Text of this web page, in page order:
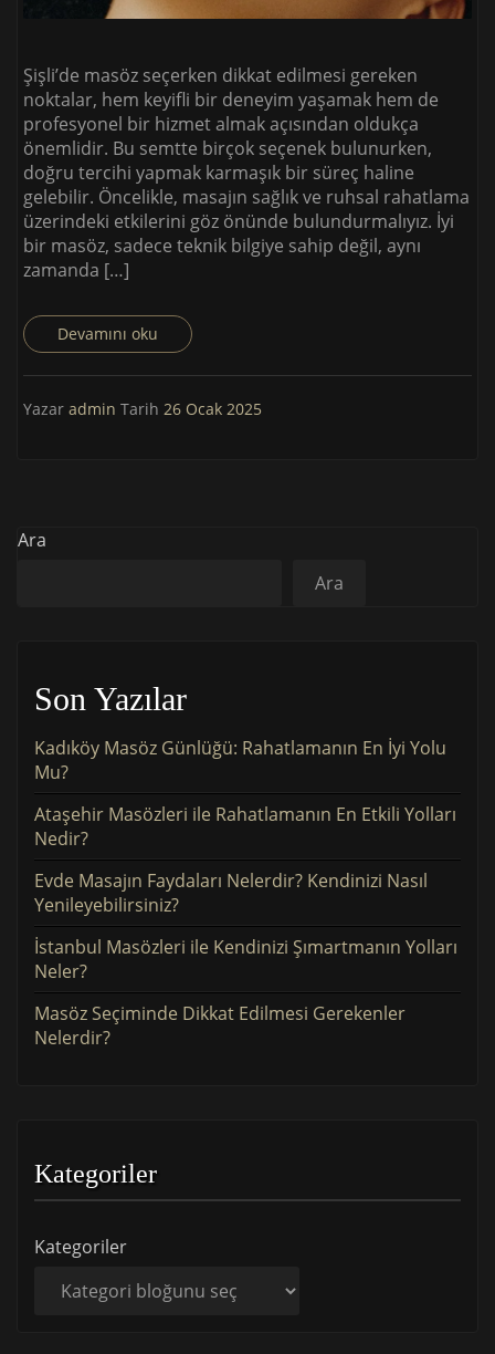
Şişli’de masöz seçerken dikkat edilmesi gereken
noktalar, hem keyifli bir deneyim yaşamak hem de
profesyonel bir hizmet almak açısından oldukça
önemlidir. Bu semtte birçok seçenek bulunurken,
doğru tercihi yapmak karmaşık bir süreç haline
gelebilir. Öncelikle, masajın sağlık ve ruhsal rahatlama
üzerindeki etkilerini göz önünde bulundurmalıyız. İyi
bir masöz, sadece teknik bilgiye sahip değil, aynı
zamanda […]
Devamını oku
Yazar admin Tarih 26 Ocak 2025
Ara
Ara
Son Yazılar
Kadıköy Masöz Günlüğü: Rahatlamanın En İyi Yolu
Mu?
Ataşehir Masözleri ile Rahatlamanın En Etkili Yolları
Nedir?
Evde Masajın Faydaları Nelerdir? Kendinizi Nasıl
Yenileyebilirsiniz?
İstanbul Masözleri ile Kendinizi Şımartmanın Yolları
Neler?
Masöz Seçiminde Dikkat Edilmesi Gerekenler
Nelerdir?
Kategoriler
Kategoriler